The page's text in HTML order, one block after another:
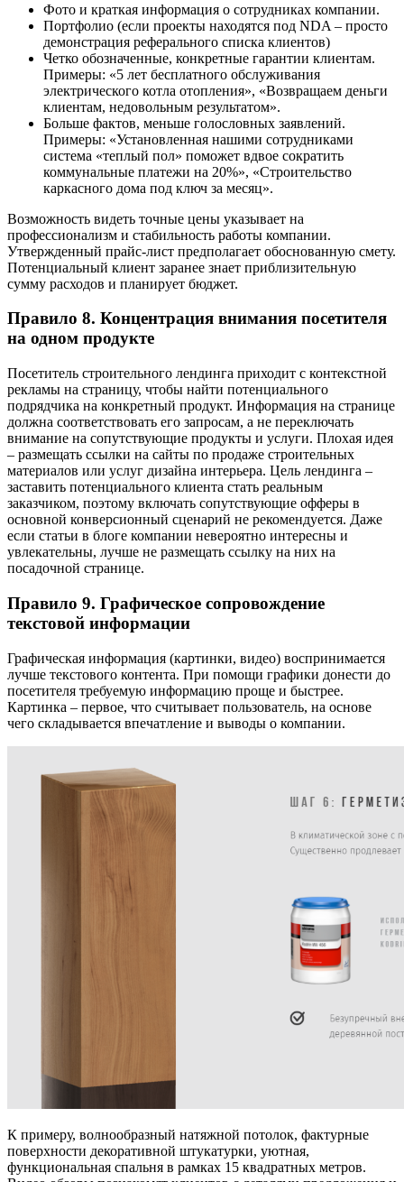
Фото и краткая информация о сотрудниках компании.
Портфолио (если проекты находятся под NDA – просто
демонстрация реферального списка клиентов)
Четко обозначенные, конкретные гарантии клиентам.
Примеры: «5 лет бесплатного обслуживания
электрического котла отопления», «Возвращаем деньги
клиентам, недовольным результатом».
Больше фактов, меньше голословных заявлений.
Примеры: «Установленная нашими сотрудниками
система «теплый пол» поможет вдвое сократить
коммунальные платежи на 20%», «Строительство
каркасного дома под ключ за месяц».
Возможность видеть точные цены указывает на
профессионализм и стабильность работы компании.
Утвержденный прайс-лист предполагает обоснованную смету.
Потенциальный клиент заранее знает приблизительную
сумму расходов и планирует бюджет.
Правило 8. Концентрация внимания посетителя
на одном продукте
Посетитель строительного лендинга приходит с контекстной
рекламы на страницу, чтобы найти потенциального
подрядчика на конкретный продукт. Информация на странице
должна соответствовать его запросам, а не переключать
внимание на сопутствующие продукты и услуги. Плохая идея
– размещать ссылки на сайты по продаже строительных
материалов или услуг дизайна интерьера. Цель лендинга –
заставить потенциального клиента стать реальным
заказчиком, поэтому включать сопутствующие офферы в
основной конверсионный сценарий не рекомендуется. Даже
если статьи в блоге компании невероятно интересны и
увлекательны, лучше не размещать ссылку на них на
посадочной странице.
Правило 9. Графическое сопровождение
текстовой информации
Графическая информация (картинки, видео) воспринимается
лучше текстового контента. При помощи графики донести до
посетителя требуемую информацию проще и быстрее.
Картинка – первое, что считывает пользователь, на основе
чего складывается впечатление и выводы о компании.
К примеру, волнообразный натяжной потолок, фактурные
поверхности декоративной штукатурки, уютная,
функциональная спальня в рамках 15 квадратных метров.